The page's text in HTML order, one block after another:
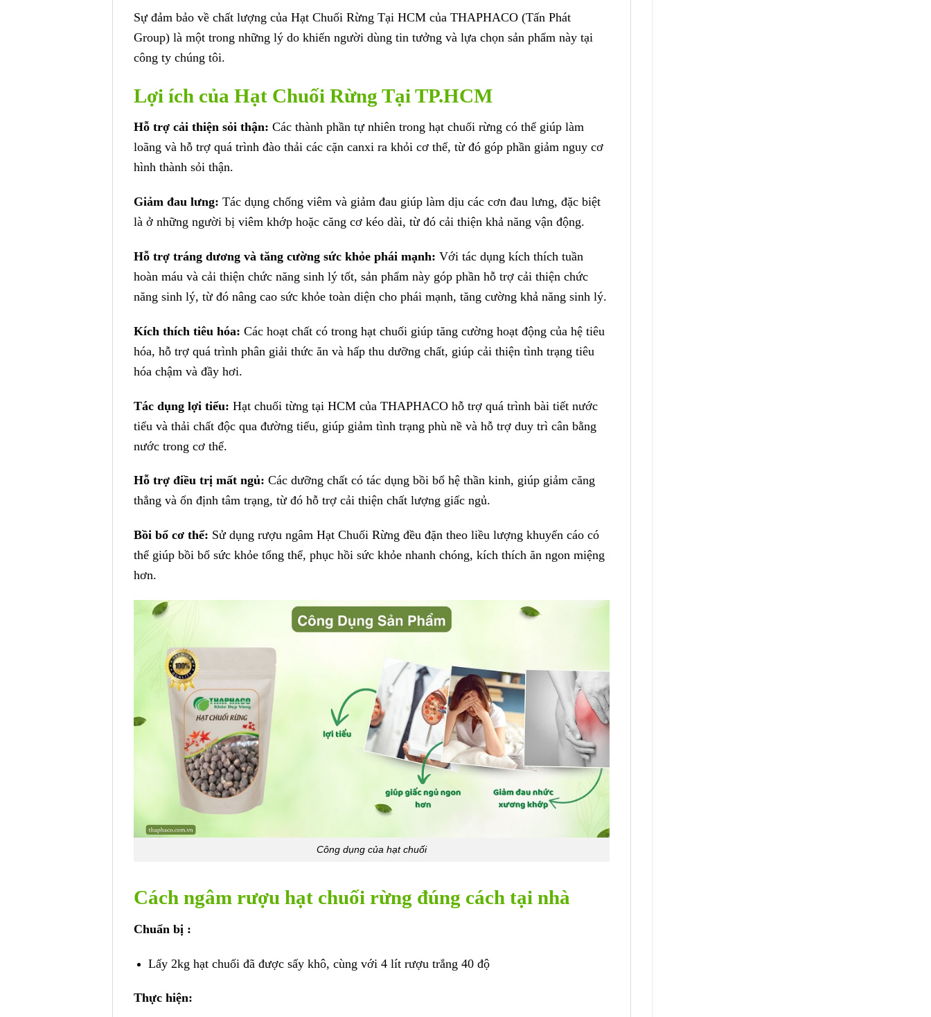
Sự đảm bảo về chất lượng của Hạt Chuối Rừng Tại HCM của THAPHACO (Tấn Phát
Group) là một trong những lý do khiến người dùng tin tưởng và lựa chọn sản phẩm này tại
công ty chúng tôi.
Lợi ích của Hạt Chuối Rừng Tại TP.HCM
Hỗ trợ cải thiện sỏi thận: Các thành phần tự nhiên trong hạt chuối rừng có thể giúp làm
loãng và hỗ trợ quá trình đào thải các cặn canxi ra khỏi cơ thể, từ đó góp phần giảm nguy cơ
hình thành sỏi thận.
Giảm đau lưng: Tác dụng chống viêm và giảm đau giúp làm dịu các cơn đau lưng, đặc biệt
là ở những người bị viêm khớp hoặc căng cơ kéo dài, từ đó cải thiện khả năng vận động.
Hỗ trợ tráng dương và tăng cường sức khỏe phái mạnh: Với tác dụng kích thích tuần
hoàn máu và cải thiện chức năng sinh lý tốt, sản phẩm này góp phần hỗ trợ cải thiện chức
năng sinh lý, từ đó nâng cao sức khỏe toàn diện cho phái mạnh, tăng cường khả năng sinh lý.
Kích thích tiêu hóa: Các hoạt chất có trong hạt chuối giúp tăng cường hoạt động của hệ tiêu
hóa, hỗ trợ quá trình phân giải thức ăn và hấp thu dưỡng chất, giúp cải thiện tình trạng tiêu
hóa chậm và đầy hơi.
Tác dụng lợi tiểu: Hạt chuối từng tại HCM của THAPHACO hỗ trợ quá trình bài tiết nước
tiểu và thải chất độc qua đường tiểu, giúp giảm tình trạng phù nề và hỗ trợ duy trì cân bằng
nước trong cơ thể.
Hỗ trợ điều trị mất ngủ: Các dưỡng chất có tác dụng bồi bổ hệ thần kinh, giúp giảm căng
thẳng và ổn định tâm trạng, từ đó hỗ trợ cải thiện chất lượng giấc ngủ.
Bồi bổ cơ thể: Sử dụng rượu ngâm Hạt Chuối Rừng đều đặn theo liều lượng khuyến cáo có
thể giúp bồi bổ sức khỏe tổng thể, phục hồi sức khỏe nhanh chóng, kích thích ăn ngon miệng
hơn.
Công dụng của hạt chuối
Cách ngâm rượu hạt chuối rừng đúng cách tại nhà
Chuẩn bị :
Lấy 2kg hạt chuối đã được sấy khô, cùng với 4 lít rượu trắng 40 độ
Thực hiện: